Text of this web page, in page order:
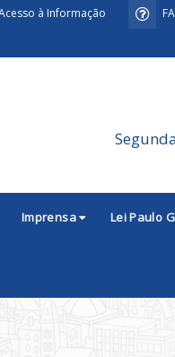
à Informação
Imprensa Lei Paulo